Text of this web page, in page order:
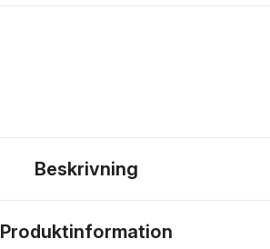
Beskrivning
Produktinformation